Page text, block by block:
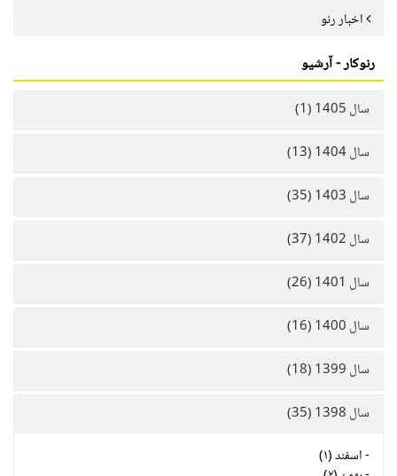
اخبار رنو
رنوکار - آرشیو
سال 1405 (1)
سال 1404 (13)
سال 1403 (35)
سال 1402 (37)
سال 1401 (26)
سال 1400 (16)
سال 1399 (18)
سال 1398 (35)
-اسفند (۱)